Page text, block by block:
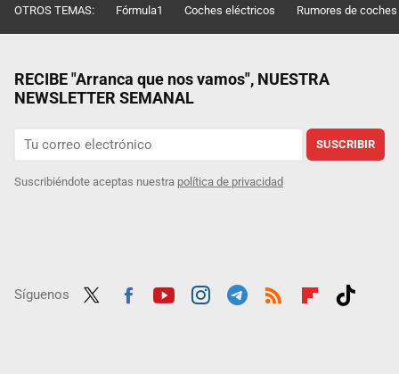
OTROS TEMAS: Fórmula1 Coches eléctricos Rumores de coches
RECIBE "Arranca que nos vamos", NUESTRA
NEWSLETTER SEMANAL
SUSCRIBIR
Suscribiéndote aceptas nuestra política de privacidad
Síguenos